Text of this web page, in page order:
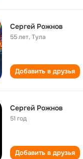
Сергей Рожнов
55 лет,Тула
Добавить в друзья
Сергей Рожнов
51 год
Добавить в друзья